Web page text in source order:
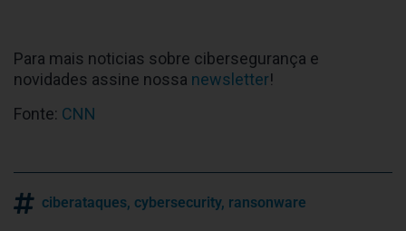
Para mais noticias sobre cibersegurança e
novidades assine nossa newsletter!
Fonte: CNN
ciberataques, cybersecurity, ransonware